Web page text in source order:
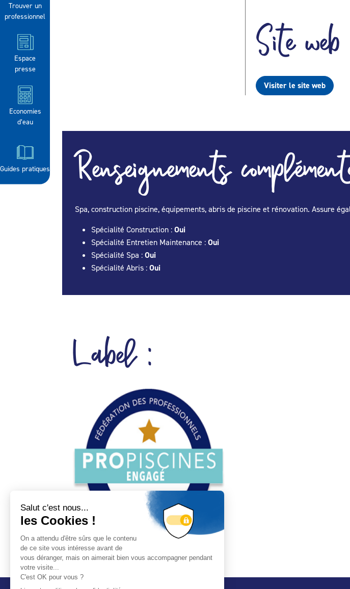
Trouver un
professionnel
Espace
presse
Economies
d’eau
Guides pratiques
Site web
Visiter le site web
Renseignements
Spa, construction piscine, équipements, abris de piscine et rénovation. Assure
Spécialité Construction : Oui
Spécialité Entretien Maintenance : Oui
Spécialité Spa : Oui
Spécialité Abris : Oui
Label :